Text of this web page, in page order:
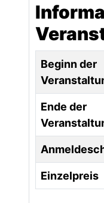
Beginn der
Ende der
Einzelpreis